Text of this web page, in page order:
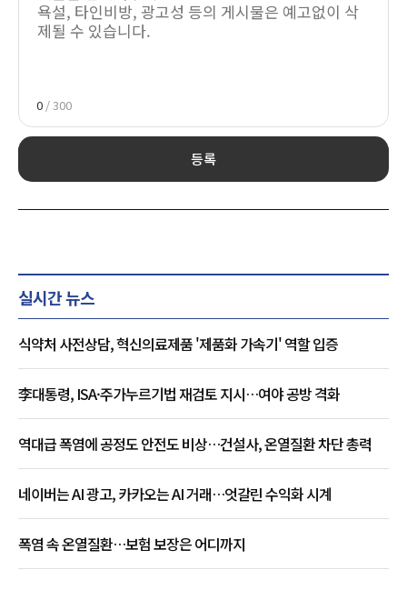
0 / 300
등록
실시간 뉴스
식약처 사전상담, 혁신의료제품 '제품화 가속기' 역할 입증
李대통령, ISA·주가누르기법 재검토 지시…여야 공방 격화
역대급 폭염에 공정도 안전도 비상…건설사, 온열질환 차단 총력
네이버는 AI 광고, 카카오는 AI 거래…엇갈린 수익화 시계
폭염 속 온열질환…보험 보장은 어디까지